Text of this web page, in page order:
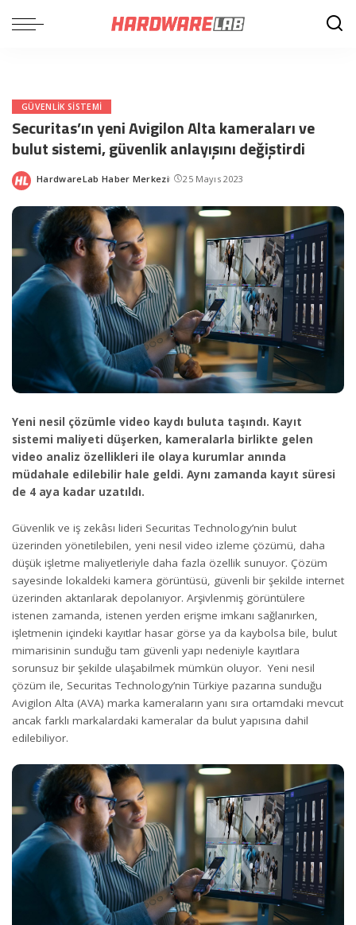
GÜVENLIK SISTEMI
Securitas’ın yeni Avigilon Alta kameraları ve
bulut sistemi, güvenlik anlayışını değiştirdi
Posted
HardwareLab Haber Merkezi 25 Mayıs 2023
Yeni nesil çözümle video kaydı buluta taşındı. Kayıt
sistemi maliyeti düşerken, kameralarla birlikte gelen
video analiz özellikleri ile olaya kurumlar anında
müdahale edilebilir hale geldi. Aynı zamanda kayıt süresi
de 4 aya kadar uzatıldı.
Güvenlik ve iş zekâsı lideri Securitas Technology’nin bulut
üzerinden yönetilebilen, yeni nesil video izleme çözümü, daha
düşük işletme maliyetleriyle daha fazla özellik sunuyor. Çözüm
sayesinde lokaldeki kamera görüntüsü, güvenli bir şekilde internet
üzerinden aktarılarak depolanıyor. Arşivlenmiş görüntülere
istenen zamanda, istenen yerden erişme imkanı sağlanırken,
işletmenin içindeki kayıtlar hasar görse ya da kaybolsa bile, bulut
mimarisinin sunduğu tam güvenli yapı nedeniyle kayıtlara
sorunsuz bir şekilde ulaşabilmek mümkün oluyor. Yeni nesil
çözüm ile, Securitas Technology’nin Türkiye pazarına sunduğu
Avigilon Alta (AVA) marka kameraların yanı sıra ortamdaki mevcut
ancak farklı markalardaki kameralar da bulut yapısına dahil
edilebiliyor.